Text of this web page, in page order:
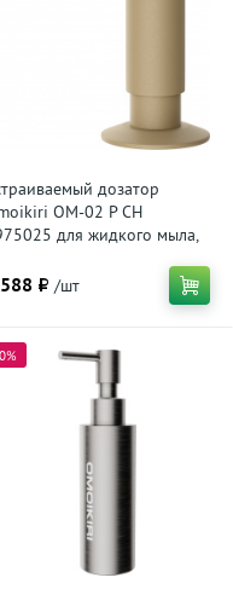
дозатор
OM-02 P CH
для жидкого мыла,
₽ /шт